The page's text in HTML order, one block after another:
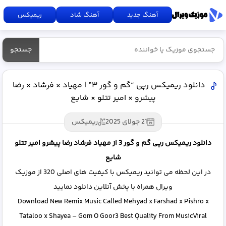
آهنگ جدید آهنگ شاد ریمیکس
جستجو
دانلود ریمیکس رپی “گم و گور ۳” | مهیاد × فرشاد × رضا
پیشرو × امیر تتلو × شایع
21 جولای 2025
ریمیکس
دانلود ریمیکس رپی گم و گور 3 از مهیاد فرشاد رضا پیشرو امیر تتلو
شایع
در این لحظه می توانید ریمیکس با کیفیت های اصلی 320 از موزیک
ویرال همراه با پخش آنلاین دانلود نمایید
Download New Remix Music Called Mehyad x Farshad x Pishro x
Tataloo x Shayea – Gom O Goor3 Best Quality From MusicViral